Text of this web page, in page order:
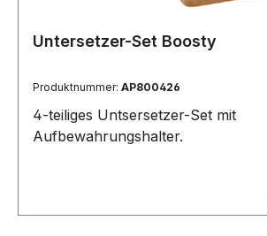
Untersetzer-Set Boosty
Produktnummer: AP800426
4-teiliges Untsersetzer-Set mit
Aufbewahrungshalter.